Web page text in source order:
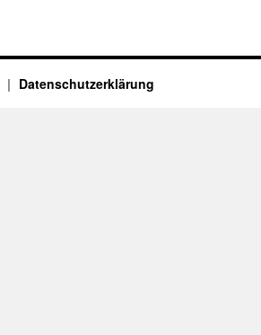
Datenschutz­erklärung